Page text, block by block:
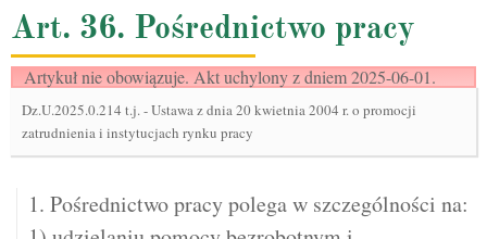
Art. 36. Pośrednictwo pracy
Artykuł nie obowiązuje. Akt uchylony z dniem 2025-06-01.
Dz.U.2025.0.214 t.j.-Ustawa z dnia 20 kwietnia 2004 r. o promocji
zatrudnienia i instytucjach rynku pracy
1. Pośrednictwo pracy polega w szczególności na: